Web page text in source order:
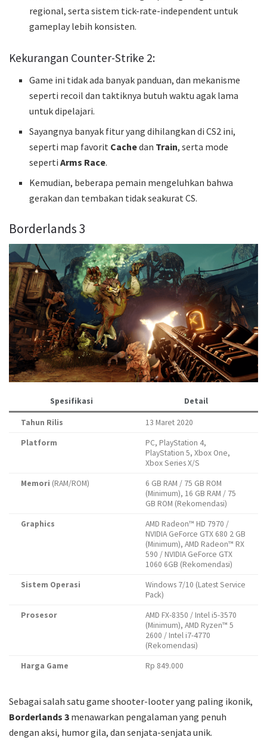
regional, serta sistem tick-rate-independent untuk
gameplay lebih konsisten.
Kekurangan Counter-Strike 2:
Game ini tidak ada banyak panduan, dan mekanisme
seperti recoil dan taktiknya butuh waktu agak lama
untuk dipelajari.
Sayangnya banyak fitur yang dihilangkan di CS2 ini,
seperti map favorit Cachedan Train, serta mode
sepertiArms Race.
Kemudian, beberapa pemain mengeluhkan bahwa
gerakan dan tembakan tidak seakurat CS.
Borderlands 3
Spesifikasi Detail
Tahun Rilis
13 Maret 2020
Platform
PC, PlayStation 4,
PlayStation 5, Xbox One,
Xbox Series X/S
Memori (RAM/ROM)
6 GB RAM / 75 GB ROM
(Minimum), 16 GB RAM / 75
GB ROM (Rekomendasi)
Graphics
AMD Radeon™ HD 7970 /
NVIDIA GeForce GTX 680 2 GB
(Minimum), AMD Radeon™ RX
590 / NVIDIA GeForce GTX
1060 6GB (Rekomendasi)
Sistem Operasi
Windows 7/10 (Latest Service
Pack)
Prosesor
AMD FX-8350 / Intel i5-3570
(Minimum), AMD Ryzen™ 5
2600 / Intel i7-4770
(Rekomendasi)
Harga Game
Rp 849.000
Sebagai salah satu game shooter-looter yang paling ikonik,
Borderlands 3 menawarkan pengalaman yang penuh
dengan aksi, humor gila, dan senjata-senjata unik.